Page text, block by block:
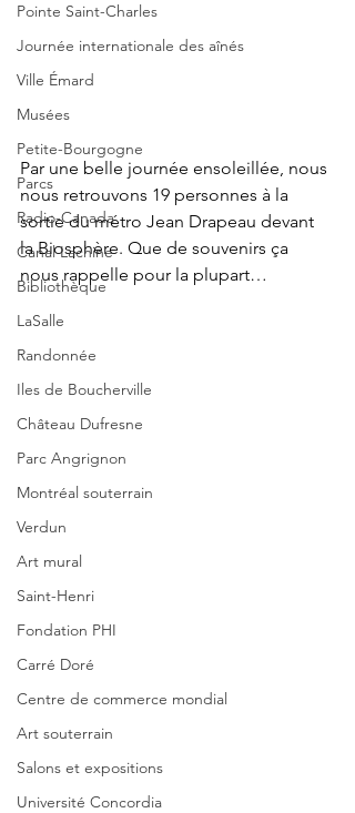
Pointe Saint-Charles
Journée internationale des aînés
Ville Émard
Musées
Petite-Bourgogne
Parcs
Radio-Canada
Canal Lachine
Bibliothèque
LaSalle
Randonnée
Iles de Boucherville
Château Dufresne
Parc Angrignon
Montréal souterrain
Verdun
Art mural
Saint-Henri
Fondation PHI
Carré Doré
Centre de commerce mondial
Art souterrain
Salons et expositions
Université Concordia
Par une belle journée ensoleillée, nous
nous retrouvons 19 personnes à la
sortie du métro Jean Drapeau devant
la Biosphère. Que de souvenirs ça
nous rappelle pour la plupart…